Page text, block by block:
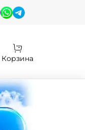
Корзина